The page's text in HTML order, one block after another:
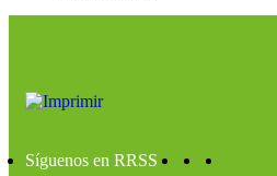
Síguenos en RRSS